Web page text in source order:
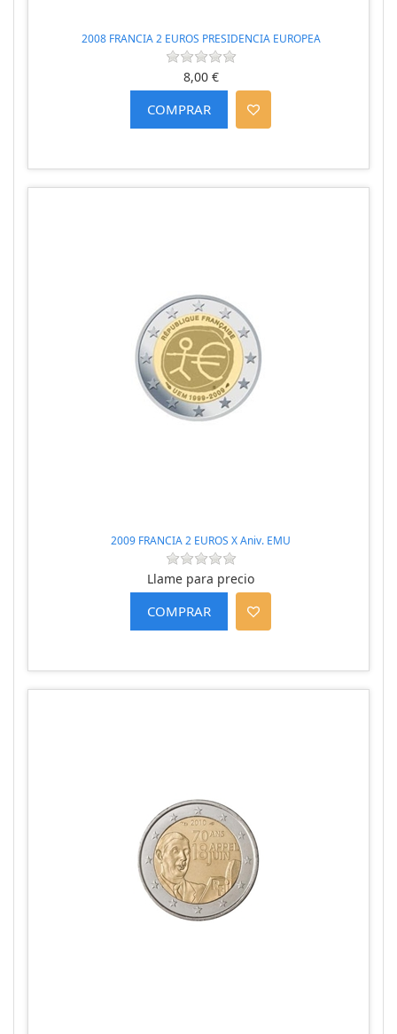
2008 FRANCIA 2 EUROS PRESIDENCIA EUROPEA
8,00 €
2009 FRANCIA 2 EUROS X Aniv. EMU
Llame para precio